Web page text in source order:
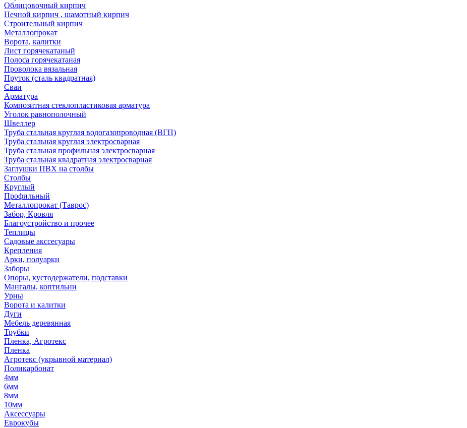
Облицовочный кирпич
Печной кирпич , шамотный кирпич
Строительный кирпич
Металлопрокат
Ворота, калитки
Лист горячекатаный
Полоса горячекатаная
Проволока вязальная
Пруток (сталь квадратная)
Сваи
Арматура
Композитная стеклопластиковая арматура
Уголок равнополочный
Швеллер
Труба стальная круглая водогазопроводная (ВГП)
Труба стальная круглая электросварная
Труба стальная профильная электросварная
Труба стальная квадратная электросварная
Заглушки ПВХ на столбы
Столбы
Круглый
Профильный
Металлопрокат (Таврос)
Забор, Кровля
Благоустройство и прочее
Теплицы
Садовые акссесуары
Крепления
Арки, полуарки
Заборы
Опоры, кустодержатели, подставки
Мангалы, коптильни
Урны
Ворота и калитки
Дуги
Мебель деревянная
Трубки
Пленка, Агротекс
Пленка
Агротекс (укрывной материал)
Поликарбонат
4мм
6мм
8мм
10мм
Аксессуары
Еврокубы